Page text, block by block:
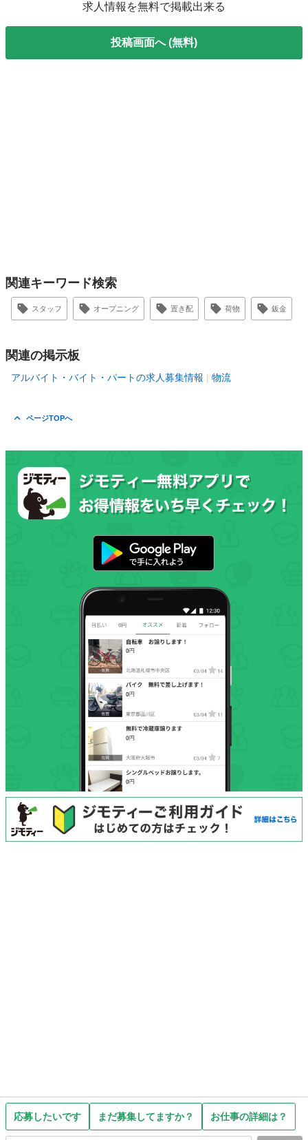
応募したいです まだ募集してますか？ お仕事の詳細は？
求人情報を無料で掲載出来る
投稿画面へ (無料)
関連キーワード検索
スタッフ オープニング 置き配 荷物 鈑金
関連の掲示板
アルバイト・バイト・パートの求人募集情報 物流
ページTOPへ